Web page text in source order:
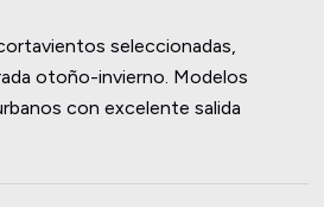
seleccionadas,
otoño-invierno. Modelos
con excelente salida